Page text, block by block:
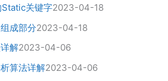
关键字2023-04-18
成部分2023-04-18
解2023-04-06
算法详解2023-04-06